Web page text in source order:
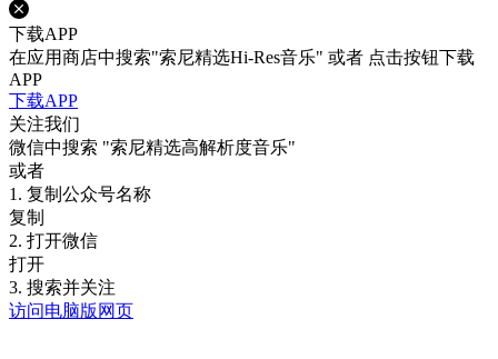
下载APP
在应用商店中搜索"索尼精选Hi-Res音乐" 或者 点击按钮下载
APP
下载APP
关注我们
微信中搜索 "索尼精选高解析度音乐"
或者
1. 复制公众号名称
复制
2. 打开微信
打开
3. 搜索并关注
访问电脑版网页